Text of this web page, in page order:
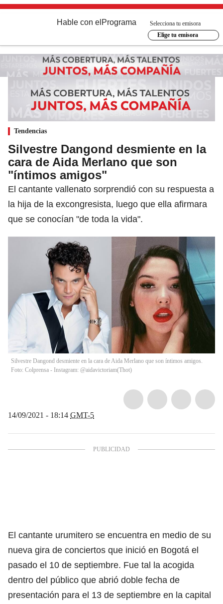
Hable con el Programa
Selecciona tu emisora
Elige tu emisora
Tendencias
Silvestre Dangond desmiente en la
cara de Aida Merlano que son
"íntimos amigos"
El cantante vallenato sorprendió con su respuesta a
la hija de la excongresista, luego que ella afirmara
que se conocían "de toda la vida".
Silvestre Dangond desmiente en la cara de Aida Merlano que son íntimos amigos.
Foto: Colprensa - Instagram: @aidavictoriam(Thot)
14/09/2021 - 18:14 GMT-5
El cantante urumitero se encuentra en medio de su
nueva gira de conciertos que inició en Bogotá el
pasado el 10 de septiembre. Fue tal la acogida
dentro del público que abrió doble fecha de
presentación para el 13 de septiembre en la capital